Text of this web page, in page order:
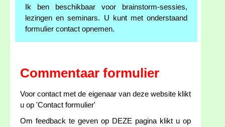
Ik ben beschikbaar voor brainstorm-sessies,
lezingen en seminars. U kunt met onderstaand
formulier contact opnemen.
Commentaar formulier
Voor contact met de eigenaar van deze website klikt
u op 'Contact formulier'
Om feedback te geven op DEZE pagina klikt u op